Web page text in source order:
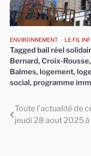
ENVIRONNEMENT LE FIL
Tagged bail réel
Bernard, Croix-Rousse,
Balmes, logement,
social, programme
Navigation
Toute l’actualité de
jeudi 28 aout 2025 à